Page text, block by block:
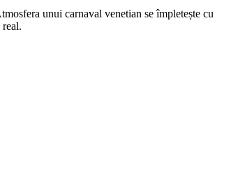
unui carnaval venetian se împletește cu